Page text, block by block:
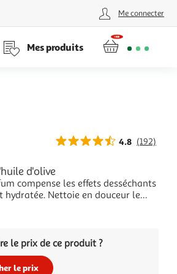
Me connecter
Mes produits
4.8 (192)
d'olive
compense les effets desséchants
en douceur le
le prix de ce produit ?
le prix